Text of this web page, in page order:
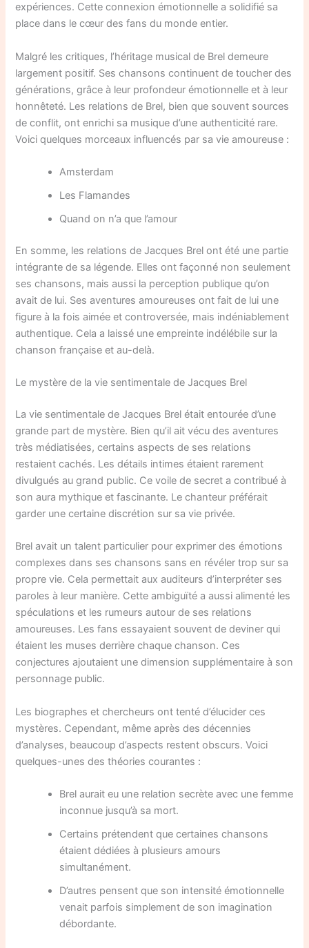
expériences. Cette connexion émotionnelle a solidifié sa
place dans le cœur des fans du monde entier.
Malgré les critiques, l’héritage musical de Brel demeure
largement positif. Ses chansons continuent de toucher des
générations, grâce à leur profondeur émotionnelle et à leur
honnêteté. Les relations de Brel, bien que souvent sources
de conflit, ont enrichi sa musique d’une authenticité rare.
Voici quelques morceaux influencés par sa vie amoureuse :
Amsterdam
Les Flamandes
Quand on n’a que l’amour
En somme, les relations de Jacques Brel ont été une partie
intégrante de sa légende. Elles ont façonné non seulement
ses chansons, mais aussi la perception publique qu’on
avait de lui. Ses aventures amoureuses ont fait de lui une
figure à la fois aimée et controversée, mais indéniablement
authentique. Cela a laissé une empreinte indélébile sur la
chanson française et au-delà.
Le mystère de la vie sentimentale de Jacques Brel
La vie sentimentale de Jacques Brel était entourée d’une
grande part de mystère. Bien qu’il ait vécu des aventures
très médiatisées, certains aspects de ses relations
restaient cachés. Les détails intimes étaient rarement
divulgués au grand public. Ce voile de secret a contribué à
son aura mythique et fascinante. Le chanteur préférait
garder une certaine discrétion sur sa vie privée.
Brel avait un talent particulier pour exprimer des émotions
complexes dans ses chansons sans en révéler trop sur sa
propre vie. Cela permettait aux auditeurs d’interpréter ses
paroles à leur manière. Cette ambiguïté a aussi alimenté les
spéculations et les rumeurs autour de ses relations
amoureuses. Les fans essayaient souvent de deviner qui
étaient les muses derrière chaque chanson. Ces
conjectures ajoutaient une dimension supplémentaire à son
personnage public.
Les biographes et chercheurs ont tenté d’élucider ces
mystères. Cependant, même après des décennies
d’analyses, beaucoup d’aspects restent obscurs. Voici
quelques-unes des théories courantes :
Brel aurait eu une relation secrète avec une femme
inconnue jusqu’à sa mort.
Certains prétendent que certaines chansons
étaient dédiées à plusieurs amours
simultanément.
D’autres pensent que son intensité émotionnelle
venait parfois simplement de son imagination
débordante.